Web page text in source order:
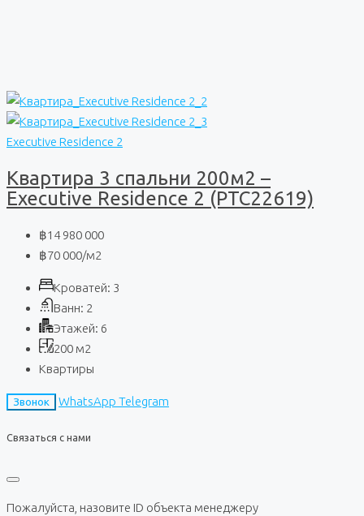
Executive Residence 2
Квартира 3 спальни 200м2 –
Executive Residence 2 (PTC22619)
฿14 980 000
฿70 000/м2
Кроватей: 3
Ванн: 2
Этажей: 6
200 м2
Квартиры
Звонок WhatsApp Telegram
Связаться с нами
Пожалуйста, назовите ID объекта менеджеру